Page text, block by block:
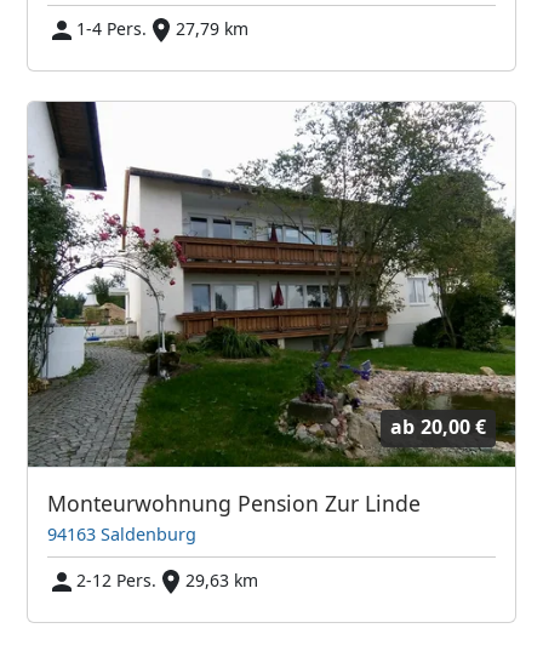
1-4 Pers.
27,79 km
ab 20,00 €
Monteurwohnung Pension Zur Linde
94163 Saldenburg
2-12 Pers.
29,63 km